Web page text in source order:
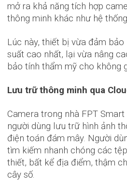
mở ra khả năng tích hợp
thông minh khác như hệ
Lúc này, thiết bị vừa đảm
suất cao nhất, lại vừa nâng
bảo tính thẩm mỹ cho không
Lưu trữ thông minh qua
Camera trong nhà FPT
người dùng lưu trữ hình ảnh
điện toán đám mây. Người
tìm kiếm nhanh chóng các
thiết, bất kể địa điểm, thậm
cây số.